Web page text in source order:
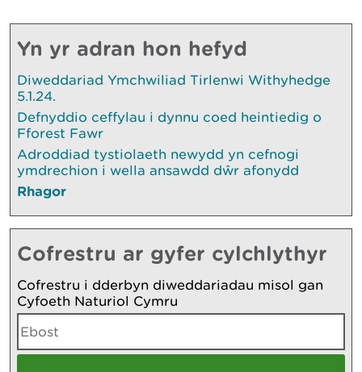
Yn yr adran hon hefyd
Diweddariad Ymchwiliad Tirlenwi Withyhedge
5.1.24.
Defnyddio ceffylau i dynnu coed heintiedig o
Fforest Fawr
Adroddiad tystiolaeth newydd yn cefnogi
ymdrechion i wella ansawdd dŵr afonydd
Rhagor
Cofrestru ar gyfer cylchlythyr
Cofrestru i dderbyn diweddariadau misol gan
Cyfoeth Naturiol Cymru